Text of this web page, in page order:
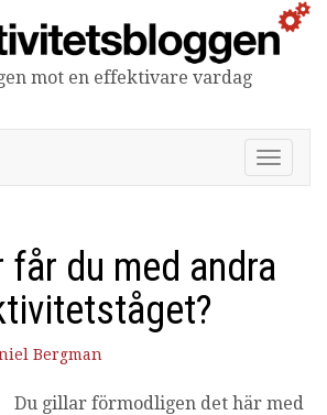
mot en effektivare vardag
V
i
d
v
får du med andra
Bergman
Du gillar förmodligen det här med